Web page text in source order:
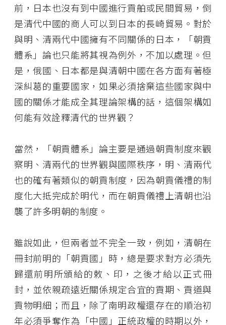
前，日本也沒有到中國進行貢舶或民間貿易，倒
是清代中國的商人可以到日本的長崎貿易。對於
與明、清兩代中國擁有不同關係的日本，「朝貢
體系」論也只能將其視為例外，不加以處理。但
是，俄國、日本都是與清朝中國在各方面有著極
深糾葛的重要國家，如果必須捨棄這些國家與中
國的關係才能成全其理論架構的話，這個架構如
何能有效詮釋清代的世界觀？
當然，「朝貢體系」論主要是通過朝貢制度來觀
察明、清兩代的世界觀與國際秩序，明、清兩代
也的確有著類似的朝貢制度，因為朝貢儀禮的制
度化大抵完成於明代，而在朝貢儀禮上清朝也沿
襲了許多明朝的制度。
雖說如此，但兩者並不完全一致，例如，清朝在
冊封前明的「朝貢國」時，總是要求對方必須先
歸還前明所頒給的敕、印，之後才給以正式冊
封，並依親疏遠近關係規定合宜的貢期、貢道與
貢物明細；而且，除了南明政權還存在的順治初
年必須爭奪作為「中國」正統政權的時期以外，